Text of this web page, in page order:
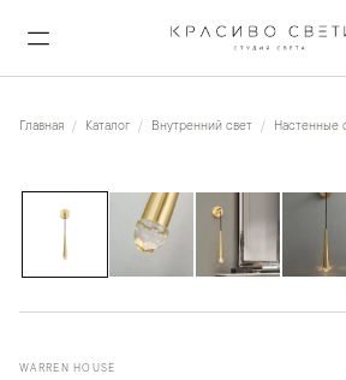
Главная Каталог Внутренний свет Настенные
WARREN HOUSE